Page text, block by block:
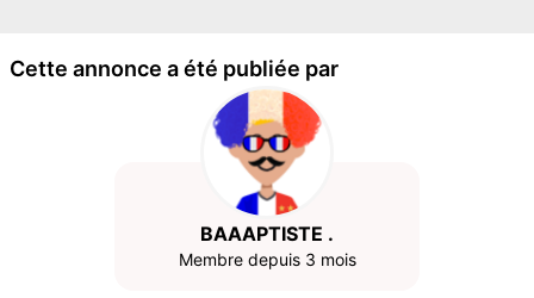
Cette annonce a été publiée par
BAAAPTISTE .
Membre depuis 3 mois